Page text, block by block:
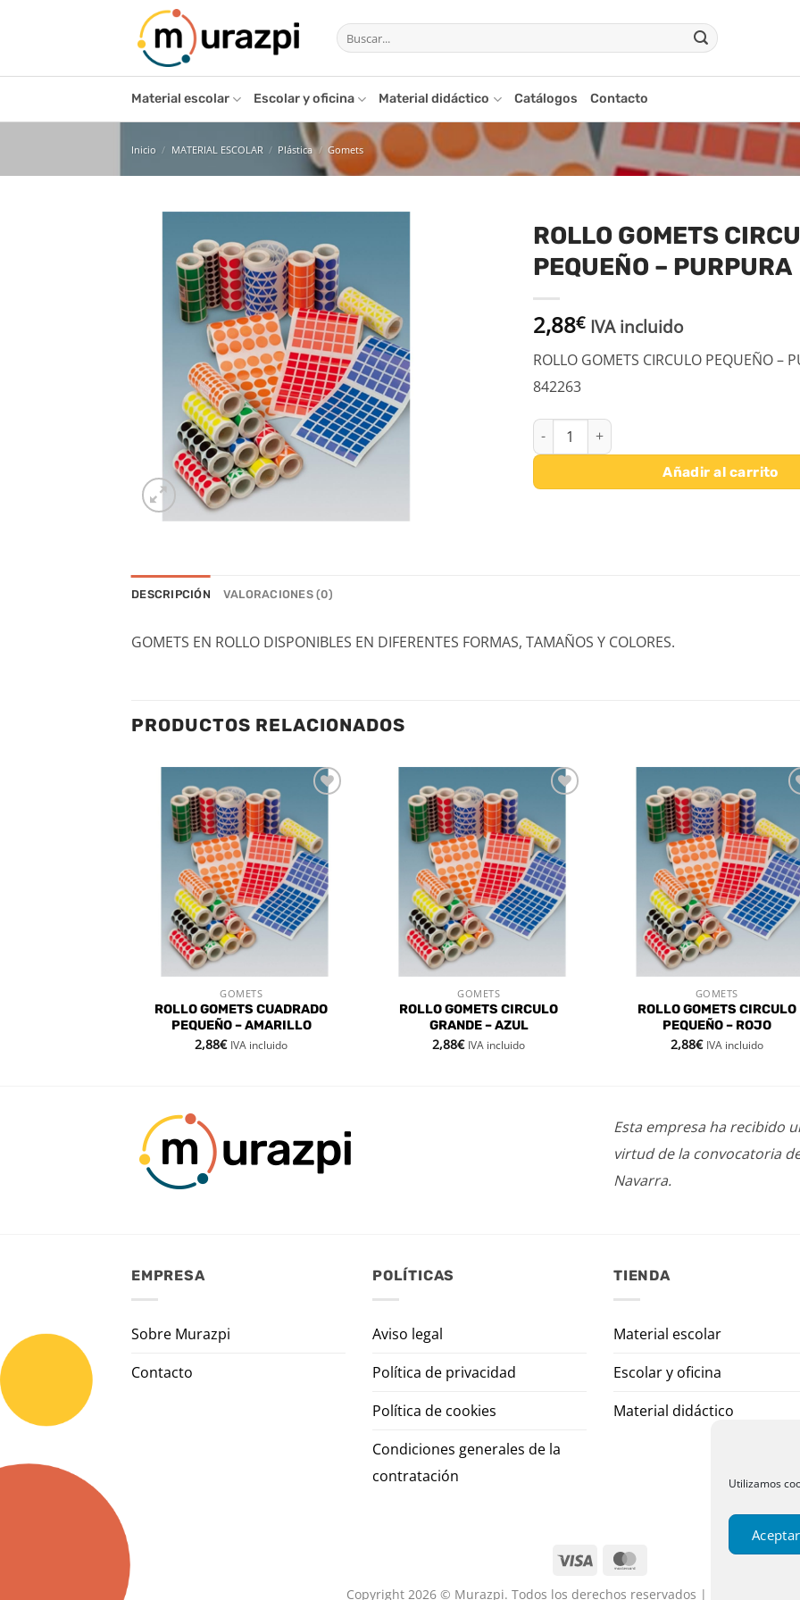
Utilizamos
Buscar
por:
Material escolar Escolar y oficina Material didáctico Catálogos Contacto
Inicio / MATERIAL ESCOLAR / Plástica / Gomets
de
deseos
ROLLO GOMETS
PEQUEÑO – PURPURA
2,88€ IVA incluido
ROLLO GOMETS CIRCULO PEQUEÑO –
842263
ROLLO GOMETS CIRCULO PEQUEÑO -
Añadir al carrito
DESCRIPCIÓN VALORACIONES (0)
GOMETS EN ROLLO DISPONIBLES EN DIFERENTES FORMAS, TAMAÑOS Y COLORES.
PRODUCTOS RELACIONADOS
lista de
deseos
VISTA RÁPIDA
GOMETS
ROLLO GOMETS CUADRADO
PEQUEÑO – AMARILLO
2,88€ IVA incluido
lista de
deseos
VISTA RÁPIDA
GOMETS
ROLLO GOMETS CIRCULO
GRANDE – AZUL
2,88€ IVA incluido
lista
VISTA RÁPIDA
GOMETS
ROLLO GOMETS CIRCULO
PEQUEÑO – ROJO
2,88€ IVA incluido
Esta empresa ha recibido
virtud de la convocatoria
Navarra.
EMPRESA
Sobre Murazpi
Contacto
POLÍTICAS
Aviso legal
Política de privacidad
Política de cookies
Condiciones generales de la
contratación
TIENDA
Material escolar
Escolar y oficina
Material didáctico
Copyright 2026 © Murazpi. Todos los derechos reservados | Designed by